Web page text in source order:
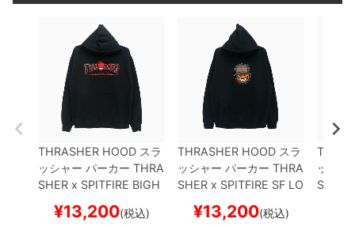
THRASHER HOOD スラ
ッシャー パーカー THRA
SHER x SPITFIRE BIGH
（US企画）スケートボ
¥13,200(税込)
THRASHER HOOD スラ
ッシャー パーカー THRA
SHER x SPITFIRE SF LO
ケートボード スケボー
¥13,200(税込)
ッシャ
SHER